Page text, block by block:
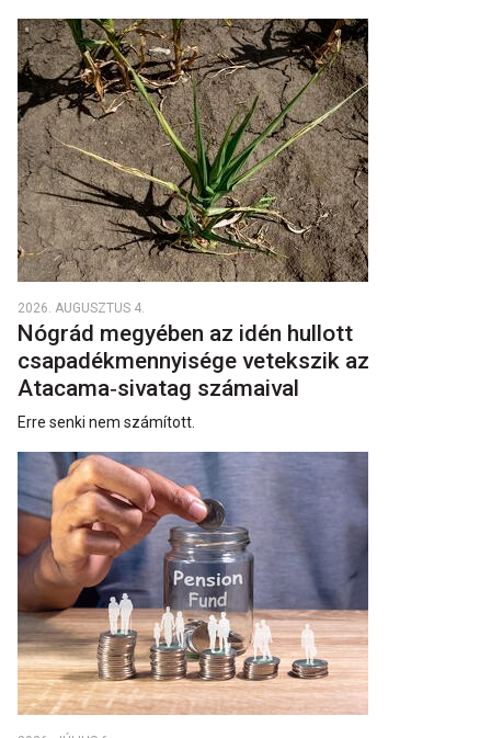
2026. AUGUSZTUS 4.
Nógrád megyében az idén hullott
csapadékmennyisége vetekszik az
Atacama‑sivatag számaival
Erre senki nem számított.